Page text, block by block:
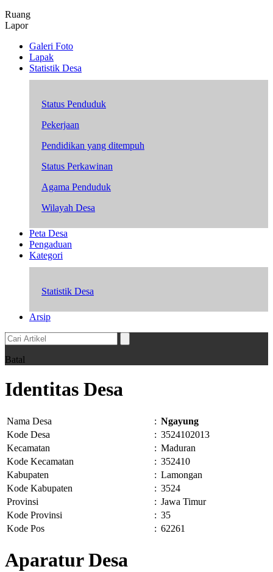
Ruang
Lapor
Galeri Foto
Lapak
Statistik Desa
Status Penduduk
Pekerjaan
Pendidikan yang ditempuh
Status Perkawinan
Agama Penduduk
Wilayah Desa
Peta Desa
Pengaduan
Kategori
Statistik Desa
Arsip
Batal
Identitas Desa
Nama Desa : Ngayung
Kode Desa
: 3524102013
Kecamatan
: Maduran
Kode Kecamatan
: 352410
Kabupaten
: Lamongan
Kode Kabupaten
: 3524
Provinsi
: Jawa Timur
Kode Provinsi
: 35
Kode Pos
: 62261
Aparatur Desa